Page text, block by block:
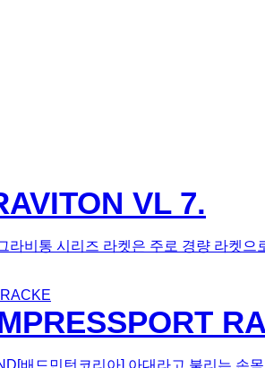
VL 7.
비통 시리즈 라켓은 주로 경량 라켓